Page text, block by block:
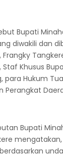
Bupati
diwakili dan
Frangky
Khusus
para Hukum
Perangkat
Bupati